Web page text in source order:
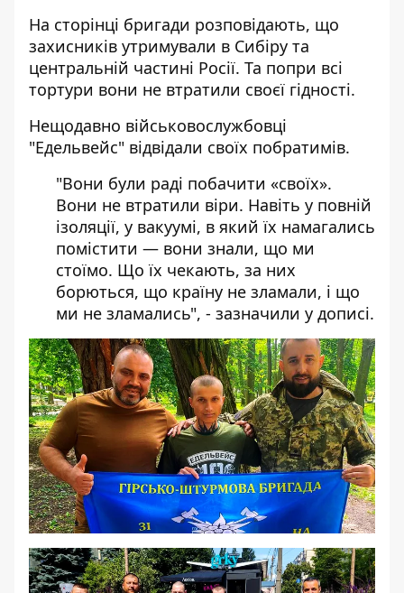
На сторінці бригади розповідають, що
захисників утримували в Сибіру та
центральній частині Росії. Та попри всі
тортури вони не втратили своєї гідності.
Нещодавно військовослужбовці
"Едельвейс" відвідали своїх побратимів.
"Вони були раді побачити «своїх».
Вони не втратили віри. Навіть у повній
ізоляції, у вакуумі, в який їх намагались
помістити — вони знали, що ми
стоїмо. Що їх чекають, за них
борються, що країну не зламали, і що
ми не зламались", - зазначили у дописі.